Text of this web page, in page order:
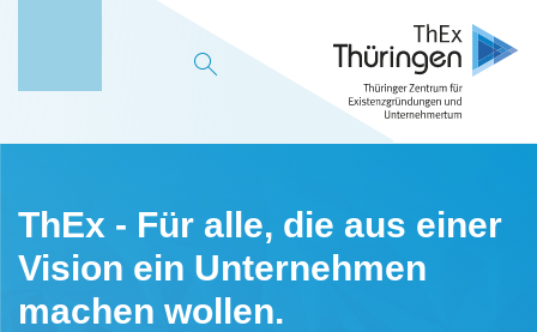
ThEx - Für alle, die aus einer
Vision ein Unternehmen
machen wollen.